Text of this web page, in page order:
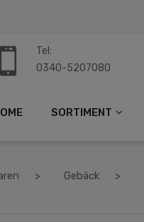
Tel:
0340-5207080
SORTIMENT
Gebäck